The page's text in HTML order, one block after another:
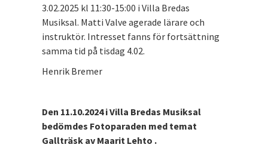
3.02.2025 kl 11:30-15:00 i Villa Bredas
Musiksal. Matti Valve agerade lärare och
instruktör. Intresset fanns för fortsättning
samma tid på tisdag 4.02.
Henrik Bremer
Den 11.10.2024 i Villa Bredas Musiksal
bedömdes Fotoparaden med temat
Gallträsk av Maarit Lehto .